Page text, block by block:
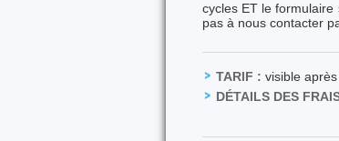
cycles ET le
pas à nous contacter
TARIF : visible
DÉTAILS DES